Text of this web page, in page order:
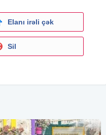
vəhşi heyvanları
qarşısı.
Elanı irəli çək
Sil